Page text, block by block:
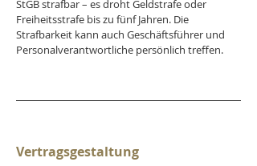
StGB strafbar – es droht Geldstrafe oder
Freiheitsstrafe bis zu fünf Jahren. Die
Strafbarkeit kann auch Geschäftsführer und
Personalverantwortliche persönlich treffen.
Vertragsgestaltung